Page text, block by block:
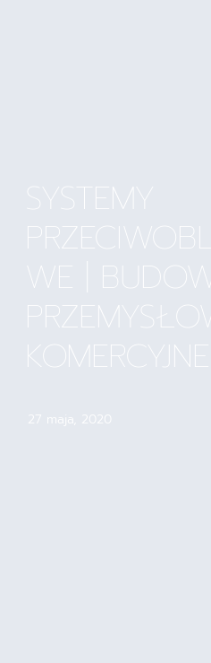
SYSTEMY
WE |
KOMERCYJNE
27 maja, 2020